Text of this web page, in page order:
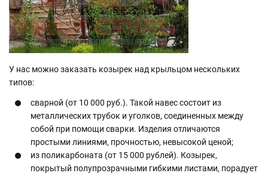
У нас можно заказать козырек над крыльцом нескольких
типов:
сварной (от 10 000 руб.). Такой навес состоит из
металлических трубок и уголков, соединенных между
собой при помощи сварки. Изделия отличаются
простыми линиями, прочностью, невысокой ценой;
из поликарбоната (от 15 000 рублей). Козырек,
покрытый полупрозрачными гибкими листами, порадует